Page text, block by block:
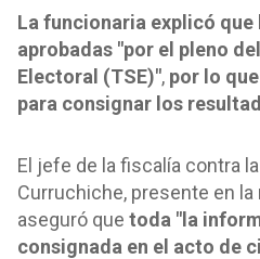
La funcionaria explicó
aprobadas "por el pleno
Electoral (TSE)", por lo
para consignar los
El jefe de la fiscalía contra
Curruchiche, presente en la
aseguró que toda "la
consignada en el acto de